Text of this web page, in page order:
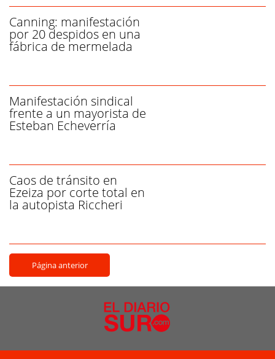
Canning: manifestación
por 20 despidos en una
fábrica de mermelada
Manifestación sindical
frente a un mayorista de
Esteban Echeverría
Caos de tránsito en
Ezeiza por corte total en
la autopista Riccheri
Página anterior